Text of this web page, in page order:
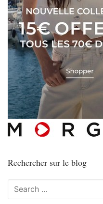
Rechercher sur le blog
Rechercher